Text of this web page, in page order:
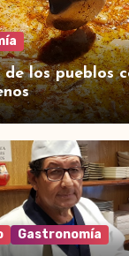
los pueblos
Gastronomía